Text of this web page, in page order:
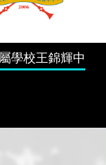
學校王錦輝中